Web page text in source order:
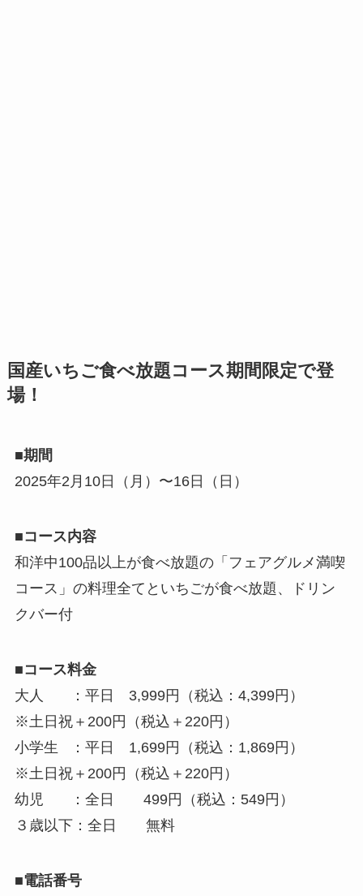
国産いちご食べ放題コース期間限定で登
場！
■期間
2025年2月10日（月）〜16日（日）
■コース内容
和洋中100品以上が食べ放題の「フェアグルメ満喫
コース」の料理全てといちごが食べ放題、ドリン
クバー付
■コース料金
大人 ：平日 3,999円（税込：4,399円）
※土日祝＋200円（税込＋220円）
小学生 ：平日 1,699円（税込：1,869円）
※土日祝＋200円（税込＋220円）
幼児 ：全日 499円（税込：549円）
３歳以下：全日 無料
■電話番号